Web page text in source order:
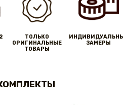
ТОЛЬКО
ОРИГИНАЛЬНЫЕ
ТОВАРЫ
ЗАМЕРЫ